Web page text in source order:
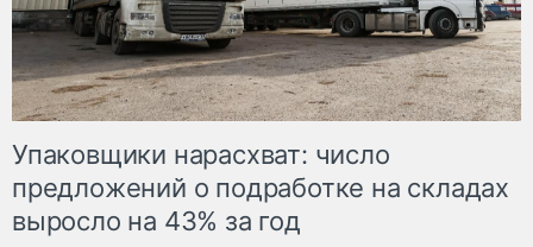
Упаковщики нарасхват: число
предложений о подработке на складах
выросло на 43% за год